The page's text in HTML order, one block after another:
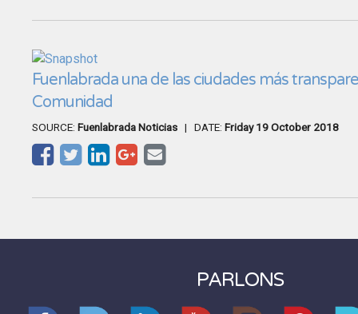
Fuenlabrada una de las ciudades más
Comunidad
SOURCE: Fuenlabrada Noticias | DATE: Friday 19 October 2018
PARLONS